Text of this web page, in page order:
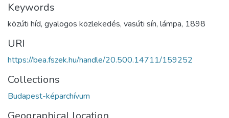
Keywords
közúti híd, gyalogos közlekedés, vasúti sín, lámpa, 1898
URI
https://bea.fszek.hu/handle/20.500.14711/159252
Collections
Budapest-képarchívum